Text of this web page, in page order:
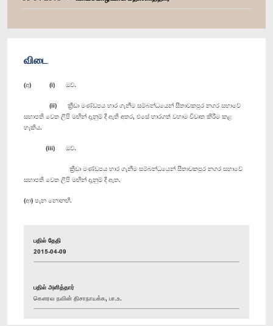
விடை
(අ) (i) ඔව්.
(ii) ක්‍රීඩා මණ්ඩපය භාර ගැනීම සම්බන්ධයෙන් සීතාවකපුර නගර සභාවේ
සභාපති වෙත ලිපි මඟින් දැනුම් දී ඇති අතර, එසේ භාරගත් වහාම විවෘත කිරීම කළ
හැකිය.
(iii) ඔව්.
ක්‍රීඩා මණ්ඩපය භාර ගැනීම සම්බන්ධයෙන් සීතාවකපුර නගර සභාවේ
සභාපති වෙත ලිපි මඟින් දැනුම් දී ඇත.
(ආ) පැන නොනඟී.
பதில் தேதி
2015-04-09
பதில் அளித்தார்
கௌரவ நவின் திசாநாயக்க, பா.உ.